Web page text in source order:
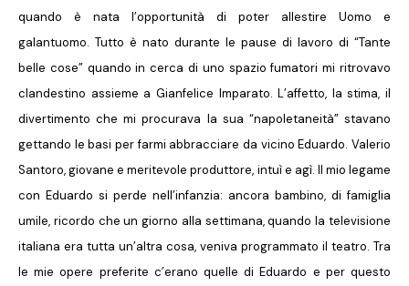
quando è nata l’opportunità di poter allestire Uomo e
galantuomo. Tutto è nato durante le pause di lavoro di “Tante
belle cose” quando in cerca di uno spazio fumatori mi ritrovavo
clandestino assieme a Gianfelice Imparato. L’affetto, la stima, il
divertimento che mi procurava la sua “napoletaneità” stavano
gettando le basi per farmi abbracciare da vicino Eduardo. Valerio
Santoro, giovane e meritevole produttore, intuì e agì. Il mio legame
con Eduardo si perde nell’infanzia: ancora bambino, di famiglia
umile, ricordo che un giorno alla settimana, quando la televisione
italiana era tutta un’altra cosa, veniva programmato il teatro. Tra
le mie opere preferite c’erano quelle di Eduardo e per questo